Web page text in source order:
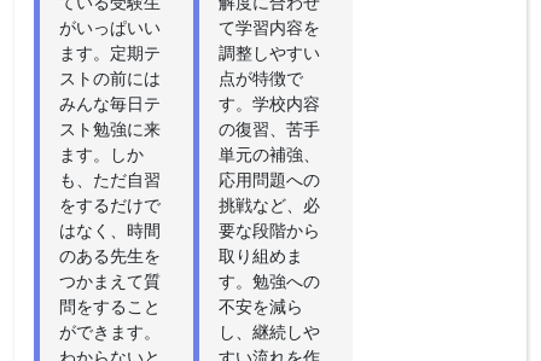
がいっぱいい
ます。定期テ
ストの前には
みんな毎日テ
スト勉強に来
ます。しか
も、ただ自習
をするだけで
はなく、時間
のある先生を
つかまえて質
問をすること
ができます。
わからないと
て学習内容を
調整しやすい
点が特徴で
す。学校内容
の復習、苦手
単元の補強、
応用問題への
挑戦など、必
要な段階から
取り組めま
す。勉強への
不安を減ら
し、継続しや
すい流れを作